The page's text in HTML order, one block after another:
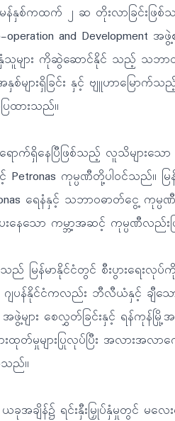
န်နှစ်ကထက် ၂ ဆ တိုးလာခြင်းဖြ
operation and Development
ြှုပ်နှံသူများ ကိုဆွဲဆောင်နိုင် သည့် သဘာ
စ်များရှိခြင်း နှင့် ဗျူဟာမြော
ထားသည်။
ောက်ရှိနေပြီဖြစ်သည့် လူသိများသေ
နှင့် Petronas ကုမ္ပဏီတို့ပါဝင်သ
ရေနံနှင့် သဘာဝဓာတ်ငွေ့ ကုမ္
းနေသော ကမ္ဘာ့အဆင့် ကုမ္ပဏီလည်း
သည် မြန်မာနိုင်ငံတွင် စီးပွားရေး
ျပန်နိုင်ငံကလည်း ဘီလီယံနှင့် ချီသော မ
ျား စေလွှတ်ခြင်းနှင့် ရန်ကုန်မြို့အ
တ်မှုများပြုလုပ်ပြီး အလားအလာက
သည်။
အချိန်၌ ရင်းနှီးမြှုပ်နှံမှုတွင် မလ